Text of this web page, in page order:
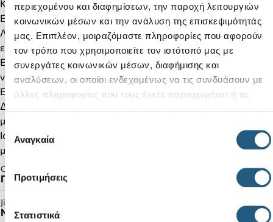
περιεχομένου και διαφημίσεων, την παροχή λειτουργιών
κοινωνικών μέσων και την ανάλυση της επισκεψιμότητάς
μας. Επιπλέον, μοιραζόμαστε πληροφορίες που αφορούν
τον τρόπο που χρησιμοποιείτε τον ιστότοπό μας με
συνεργάτες κοινωνικών μέσων, διαφήμισης και
αναλύσεων, οι οποίοι ενδεχομένως να τις συνδυάσουν με
άλλες πληροφορίες που τους έχετε παραχωρήσει ή τις
Επιλογή
συγκατάθεσης
Αναγκαία
Προτιμήσεις
Στατιστικά
Κατασκευή Croslite™ με προφύλαξη δακτύλων
Επάνω μέρος με δύο λουράκια
Λουράκι στη φτέρνα και στον αστράγαλο για πιο ασφαλή
εφαρμογή
Επάνω κλείσιμο με διπλό άγκιστρο και θηλιά με ιμάντες
velcro
Ελαφρύ και ευκολοφόρετο
Διακοσμήστε τα με Jibbitz™ charms ώστε να το κάνετε
μοναδικό
Iconic Crocs Comfort™: Ελαφρύ. Εύκαμπτος. Άνεση 360
μοιρών.
Gender:
Παιδικό
Jibbitz™ Ready:
Ναι